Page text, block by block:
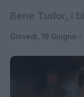
Bene Tudor, i
Giovedì, 19 Giugno